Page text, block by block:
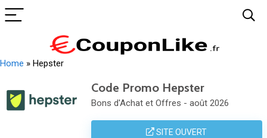
Home » Hepster
Code Promo Hepster
Bons d'Achat et Offres - août 2026
SITE OUVERT